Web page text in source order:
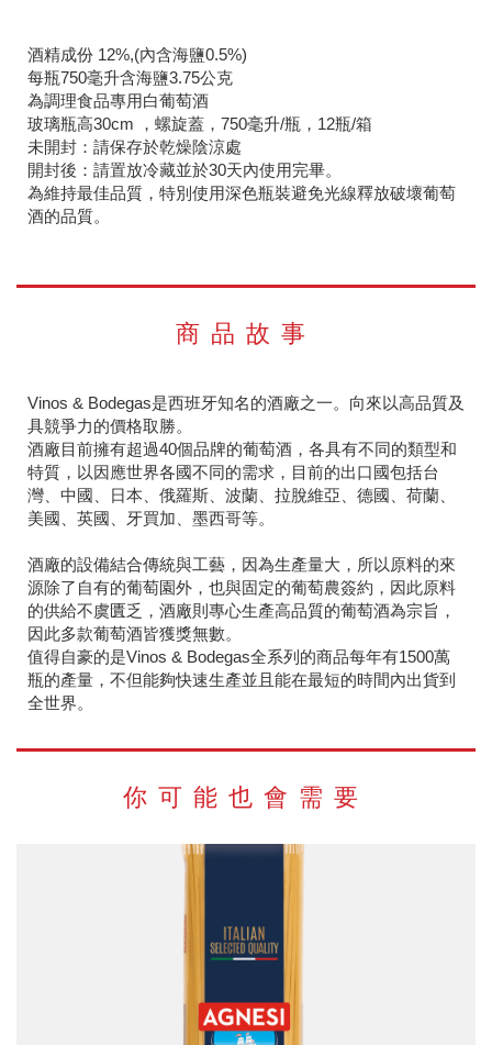
酒精成份 12%,(內含海鹽0.5%)
每瓶750毫升含海鹽3.75公克
為調理食品專用白葡萄酒
玻璃瓶高30cm ，螺旋蓋，750毫升/瓶，12瓶/箱
未開封：請保存於乾燥陰涼處
開封後：請置放冷藏並於30天內使用完畢。
為維持最佳品質，特別使用深色瓶裝避免光線釋放破壞葡萄
酒的品質。
商品故事
Vinos & Bodegas是西班牙知名的酒廠之一。向來以高品質及
具競爭力的價格取勝。
酒廠目前擁有超過40個品牌的葡萄酒，各具有不同的類型和
特質，以因應世界各國不同的需求，目前的出口國包括台
灣、中國、日本、俄羅斯、波蘭、拉脫維亞、德國、荷蘭、
美國、英國、牙買加、墨西哥等。
酒廠的設備結合傳統與工藝，因為生產量大，所以原料的來
源除了自有的葡萄園外，也與固定的葡萄農簽約，因此原料
的供給不虞匱乏，酒廠則專心生產高品質的葡萄酒為宗旨，
因此多款葡萄酒皆獲獎無數。
值得自豪的是Vinos & Bodegas全系列的商品每年有1500萬
瓶的產量，不但能夠快速生產並且能在最短的時間內出貨到
全世界。
你可能也會需要